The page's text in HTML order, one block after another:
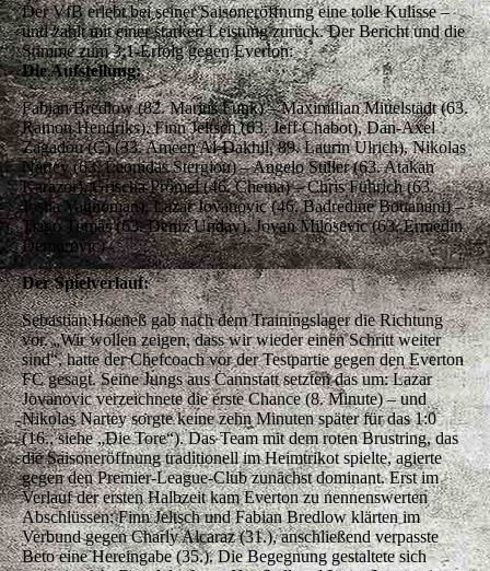
Der VfB erlebt bei seiner Saisoneröffnung eine tolle Kulisse –
und zahlt mit einer starken Leistung zurück. Der Bericht und die
Stimme zum 3:1-Erfolg gegen Everton:
Die Aufstellung:
Fabian Bredlow (82. Marius Funk) – Maximilian Mittelstädt (63.
Ramon Hendriks), Finn Jeltsch (63. Jeff Chabot), Dan-Axel
Zagadou (C) (33. Ameen Al-Dakhil, 89. Laurin Ulrich), Nikolas
Nartey (63. Leonidas Stergiou) – Angelo Stiller (63. Atakan
Karazor), Grischa Prömel (46. Chema) – Chris Führich (63.
Josha Vagnoman), Lazar Jovanovic (46. Badredine Bouanani) –
Tiago Tomás (63. Deniz Undav), Jovan Milosevic (63. Ermedin
Demorovic)
Der Spielverlauf:
Sebastian Hoeneß gab nach dem Trainingslager die Richtung
vor. „Wir wollen zeigen, dass wir wieder einen Schritt weiter
sind“, hatte der Chefcoach vor der Testpartie gegen den Everton
FC gesagt. Seine Jungs aus Cannstatt setzten das um: Lazar
Jovanovic verzeichnete die erste Chance (8. Minute) – und
Nikolas Nartey sorgte keine zehn Minuten später für das 1:0
(16., siehe „Die Tore“). Das Team mit dem roten Brustring, das
die Saisoneröffnung traditionell im Heimtrikot spielte, agierte
gegen den Premier-League-Club zunächst dominant. Erst im
Verlauf der ersten Halbzeit kam Everton zu nennenswerten
Abschlüssen: Finn Jeltsch und Fabian Bredlow klärten im
Verbund gegen Charly Alcaraz (31.), anschließend verpasste
Beto eine Hereingabe (35.). Die Begegnung gestaltete sich